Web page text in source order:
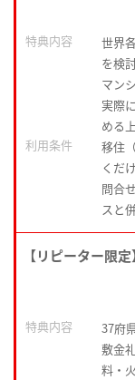
特典内容
世界
を検
マン
実際
める
利用条件
移住
くだ
問合
スと
【リピーター限
特典内容
37府
敷金
料・